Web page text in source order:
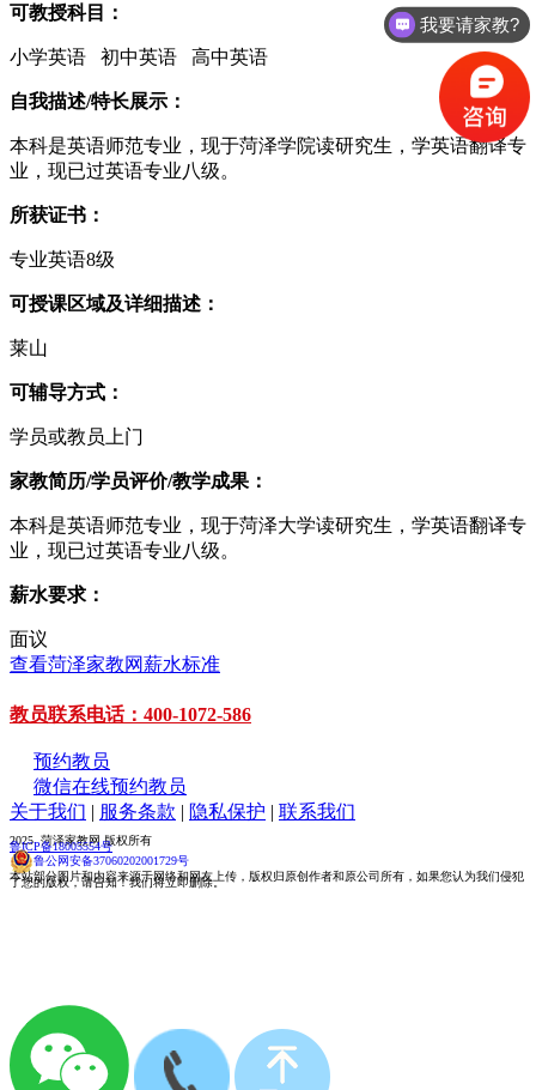
可教授科目：
小学英语 初中英语 高中英语
自我描述/特长展示：
本科是英语师范专业，现于菏泽学院读研究生，学英语翻译专
业，现已过英语专业八级。
所获证书：
专业英语8级
可授课区域及详细描述：
莱山
可辅导方式：
学员或教员上门
家教简历/学员评价/教学成果：
本科是英语师范专业，现于菏泽大学读研究生，学英语翻译专
业，现已过英语专业八级。
薪水要求：
面议
查看菏泽家教网薪水标准
教员联系电话：400-1072-586
预约教员
微信在线预约教员
关于我们 | 服务条款 | 隐私保护 | 联系我们
2025 菏泽家教网 版权所有
鲁ICP备18005554号
鲁公网安备37060202001729号
本站部分图片和内容来源于网络和网友上传，版权归原创作者和原公司所有，如果您认为我们侵犯
了您的版权，请告知！我们将立即删除。
我要请家教?